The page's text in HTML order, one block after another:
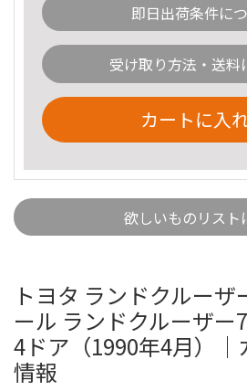
即日出荷条件に
受け取り方法・送料
カートに入
欲しいものリスト
トヨタ ランドクルー
ール ランドクルーザー
4ドア（1990年4月）
情報